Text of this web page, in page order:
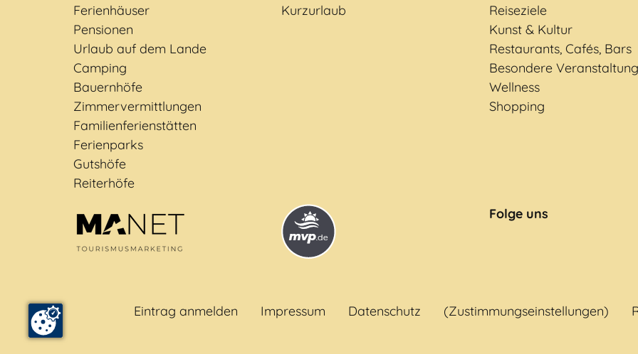
Ferienhäuser
Pensionen
Urlaub auf dem Lande
Camping
Bauernhöfe
Zimmervermittlungen
Familienferienstätten
Ferienparks
Gutshöfe
Reiterhöfe
Kurzurlaub
Reiseziele
Kunst & Kultur
Restaurants, Cafés, Bars
Besondere
Wellness
Shopping
Folge uns
Eintrag anmelden Impressum Datenschutz (Zustimmungseinstellungen)